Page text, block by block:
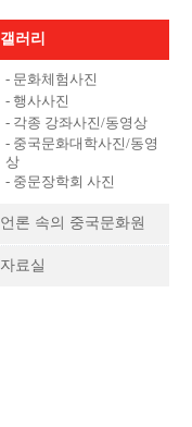
갤러리
- 문화체험사진
- 행사사진
- 각종 강좌사진/동영상
- 중국문화대학사진/동영
상
- 중문장학회 사진
언론 속의 중국문화원
자료실